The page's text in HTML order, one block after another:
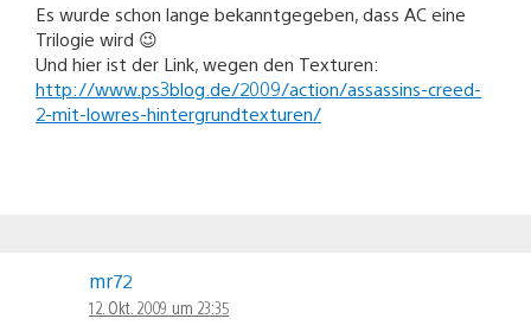
Es wurde schon lange bekanntgegeben, dass AC eine
Trilogie wird 😉
Und hier ist der Link, wegen den Texturen:
http://www.ps3blog.de/2009/action/assassins-creed-
2-mit-lowres-hintergrundtexturen/
mr72
12. Okt. 2009 um 23:35